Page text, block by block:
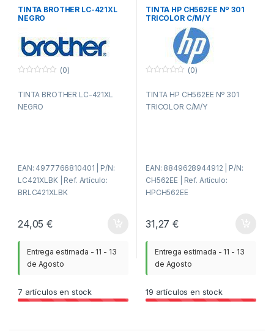
TINTA BROTHER LC-421XL
NEGRO
u
r
(0)
TINTA BROTHER LC-421XL
NEGRO
EAN: 4977766810401 | P/N:
LC421XLBK | Ref. Artículo:
BRLC421XLBK
24,05€
Entrega estimada - 11 - 13
de Agosto
7 artículos en stock
TINTA HP CH562EE Nº 301
TRICOLOR C/M/Y
u
(0)
TINTA HP CH562EE Nº 301
TRICOLOR C/M/Y
EAN: 8849628944912 | P/N:
CH562EE | Ref. Artículo:
HPCH562EE
31,27€
Entrega estimada - 11 - 13
de Agosto
19 artículos en stock